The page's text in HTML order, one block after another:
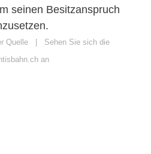
seinen Besitzanspruch
Quelle | Sehen Sie sich die
an